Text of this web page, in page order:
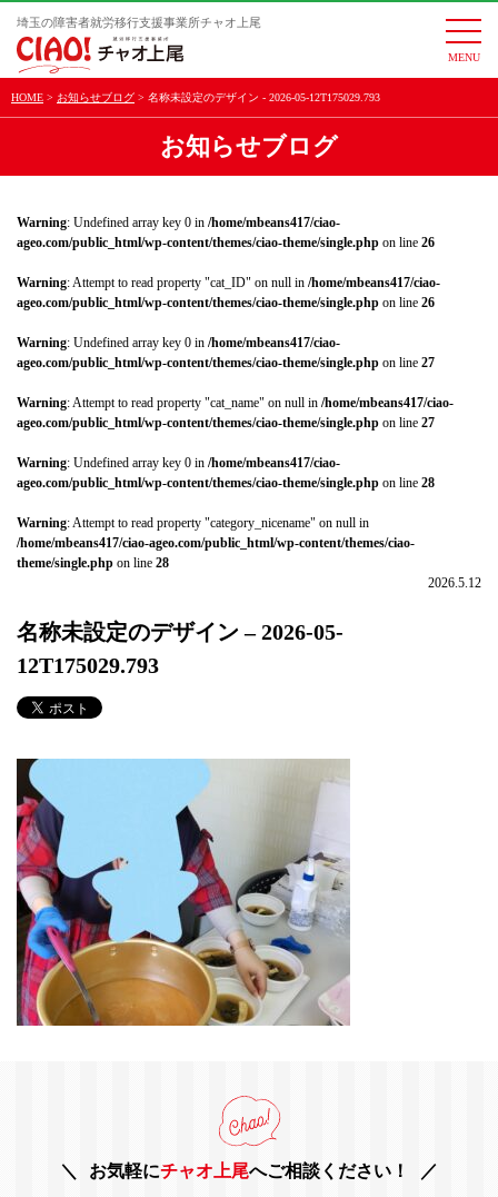
埼玉の障害者就労移行支援事業所チャオ上尾
HOME お知らせブログ 名称未設定のデザイン - 2026-05-12T175029.793
お知らせブログ
Warning: Undefined array key 0 in /home/mbeans417/ciao-
ageo.com/public_html/wp-content/themes/ciao-theme/single.php on line 26
Warning: Attempt to read property "cat_ID" on null in /home/mbeans417/ciao-
ageo.com/public_html/wp-content/themes/ciao-theme/single.php on line 26
Warning: Undefined array key 0 in /home/mbeans417/ciao-
ageo.com/public_html/wp-content/themes/ciao-theme/single.php on line 27
Warning: Attempt to read property "cat_name" on null in /home/mbeans417/ciao-
ageo.com/public_html/wp-content/themes/ciao-theme/single.php on line 27
Warning: Undefined array key 0 in /home/mbeans417/ciao-
ageo.com/public_html/wp-content/themes/ciao-theme/single.php on line 28
Warning: Attempt to read property "category_nicename" on null in
/home/mbeans417/ciao-ageo.com/public_html/wp-content/themes/ciao-
theme/single.php on line 28
2026.5.12
名称未設定のデザイン – 2026-05-
12T175029.793
お気軽にチャオ上尾へご相談ください！